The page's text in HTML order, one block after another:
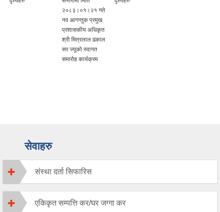
२०८३।०१।२१ गते
नव आगन्तुक प्रमुख
प्रशासकीय अधिकृत
श्री मित्रलाल ढकाल
सर ज्यूको स्वागत
समारोह कार्यक्रम
सेवाहरु
संस्था दर्ता सिफारिस
एकिकृत सम्पत्ति कर/घर जग्गा कर